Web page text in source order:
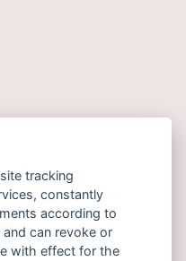
tracking
constantly
according to
can revoke or
with effect for the